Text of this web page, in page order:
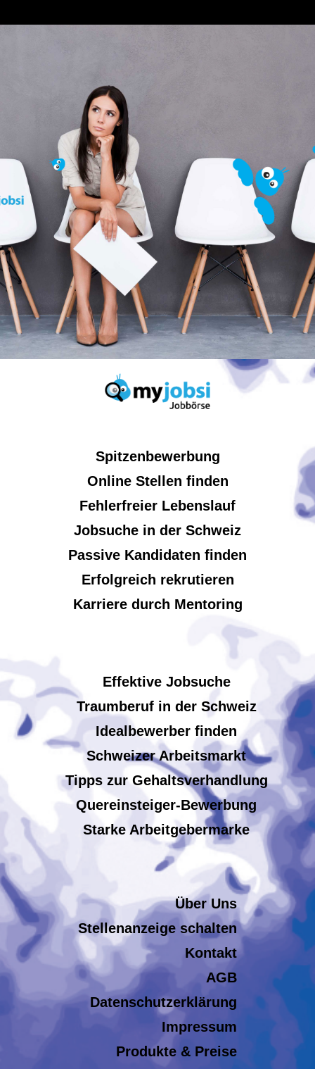
Spitzenbewerbung
Online Stellen finden
Fehlerfreier Lebenslauf
Jobsuche in der Schweiz
Passive Kandidaten finden
Erfolgreich rekrutieren
Karriere durch Mentoring
Effektive Jobsuche
Traumberuf in der Schweiz
Idealbewerber finden
Schweizer Arbeitsmarkt
Tipps zur Gehaltsverhandlung
Quereinsteiger-Bewerbung
Starke Arbeitgebermarke
Über Uns
Stellenanzeige schalten
Kontakt
AGB
Datenschutzerklärung
Impressum
Produkte & Preise